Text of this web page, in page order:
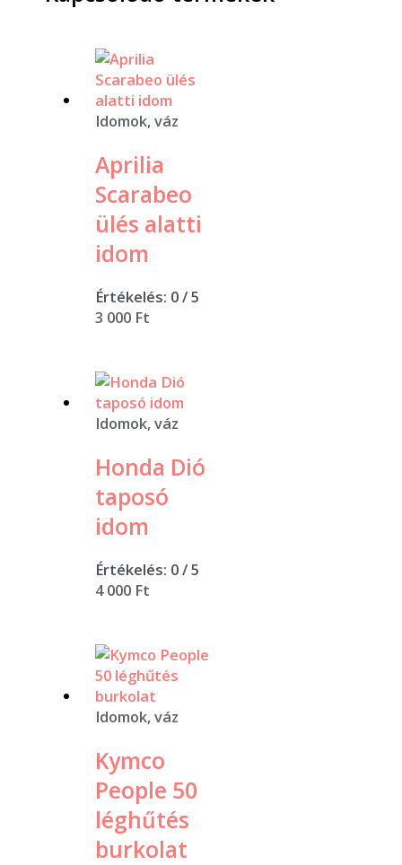
Idomok, váz
Aprilia
Scarabeo
ülés alatti
idom
Értékelés: 0/ 5
3 000 Ft
Idomok, váz
Honda Dió
taposó
idom
Értékelés: 0/ 5
4 000 Ft
Idomok, váz
Kymco
People 50
léghűtés
burkolat